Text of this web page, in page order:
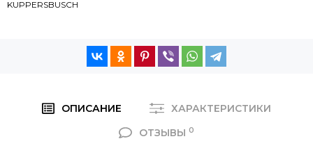
KUPPERSBUSCH
ОПИСАНИЕ
ХАРАКТЕРИСТИКИ
ОТЗЫВЫ 0